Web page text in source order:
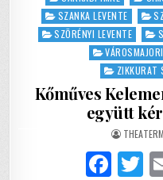
SZANKA LEVENTE
SZÖRÉNYI LEVENTE
ZIKKURAT
Kőműves
együtt
AUTHOR:
F